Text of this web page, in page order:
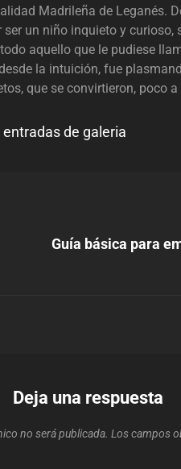
Madrileña de Leganés.
un niño inquieto y curioso,
aquello que le pudiese
la intuición, fue
que se convirtieron, poco
de galeria
siguiente
Guía básica para
Deja una respuesta
no será publicada. Los campos